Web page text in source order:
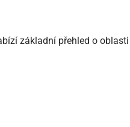
základní přehled o